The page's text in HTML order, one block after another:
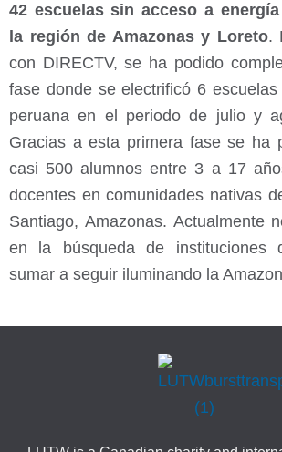
42 escuelas sin acceso a
la región de Amazonas y Loreto.
con DIRECTV, se ha podido
fase donde se electrificó 6
peruana en el periodo de julio y
Gracias a esta primera fase se ha
casi 500 alumnos entre 3 a 17
docentes en comunidades nativas
Santiago, Amazonas. Actualmente
en la búsqueda de instituciones
sumar a seguir iluminando la